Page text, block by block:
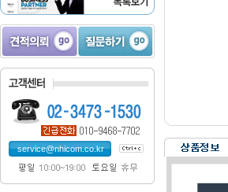
service@nhicom.co.kr